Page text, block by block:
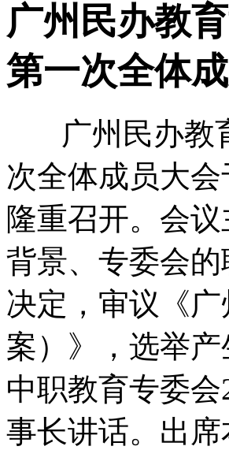
广州民办教
第一次全体
广州民办教育
次全体成员大
隆重召开。会
背景、专委会
决定，审议《
案）》，选举
中职教育专委
事长讲话。出